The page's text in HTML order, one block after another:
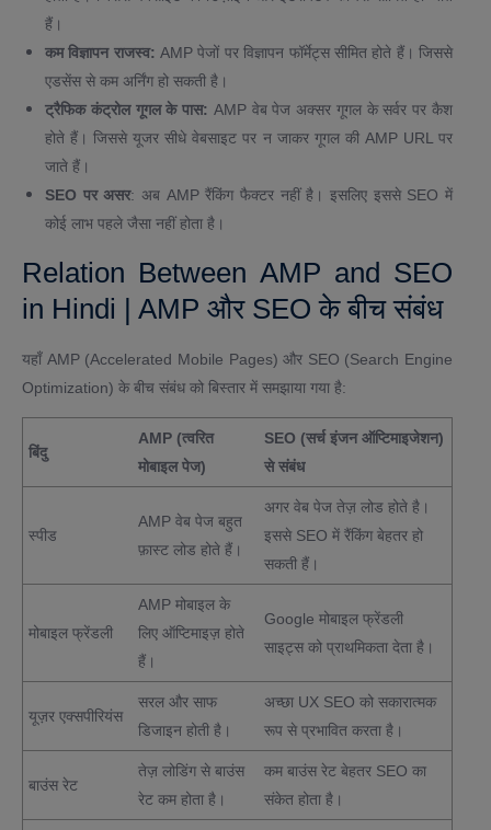
हैं।
कम विज्ञापन राजस्व: AMP पेजों पर विज्ञापन फॉर्मेट्स सीमित होते हैं। जिससे
एडसेंस से कम अर्निंग हो सकती है।
ट्रैफिक कंट्रोल गूगल के पास: AMP वेब पेज अक्सर गूगल के सर्वर पर कैश
होते हैं। जिससे यूजर सीधे वेबसाइट पर न जाकर गूगल की AMP URL पर
जाते हैं।
SEO पर असर: अब AMP रैंकिंग फैक्टर नहीं है। इसलिए इससे SEO में
कोई लाभ पहले जैसा नहीं होता है।
Relation Between AMP and SEO
in Hindi | AMP और SEO के बीच संबंध
यहाँ AMP (Accelerated Mobile Pages) और SEO (Search Engine
Optimization) के बीच संबंध को बिस्तार में समझाया गया है:
बिंदु
AMP (त्वरित
मोबाइल पेज)
SEO (सर्च इंजन ऑप्टिमाइजेशन)
से संबंध
स्पीड
AMP वेब पेज बहुत
फ़ास्ट लोड होते हैं।
अगर वेब पेज तेज़ लोड होते है।
इससे SEO में रैंकिंग बेहतर हो
सकती हैं।
मोबाइल फ्रेंडली
AMP मोबाइल के
लिए ऑप्टिमाइज़ होते
हैं।
Google मोबाइल फ्रेंडली
साइट्स को प्राथमिकता देता है।
यूज़र एक्सपीरियंस
सरल और साफ
डिजाइन होती है।
अच्छा UX SEO को सकारात्मक
रूप से प्रभावित करता है।
बाउंस रेट
तेज़ लोडिंग से बाउंस
रेट कम होता है।
कम बाउंस रेट बेहतर SEO का
संकेत होता है।